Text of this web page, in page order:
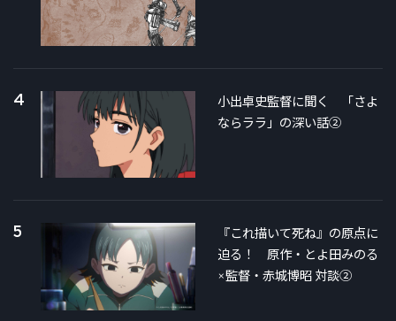
4
小出卓史監督に聞く 「さよ
ならララ」の深い話②
5
『これ描いて死ね』の原点に
迫る！ 原作・とよ田みのる
×監督・赤城博昭 対談②